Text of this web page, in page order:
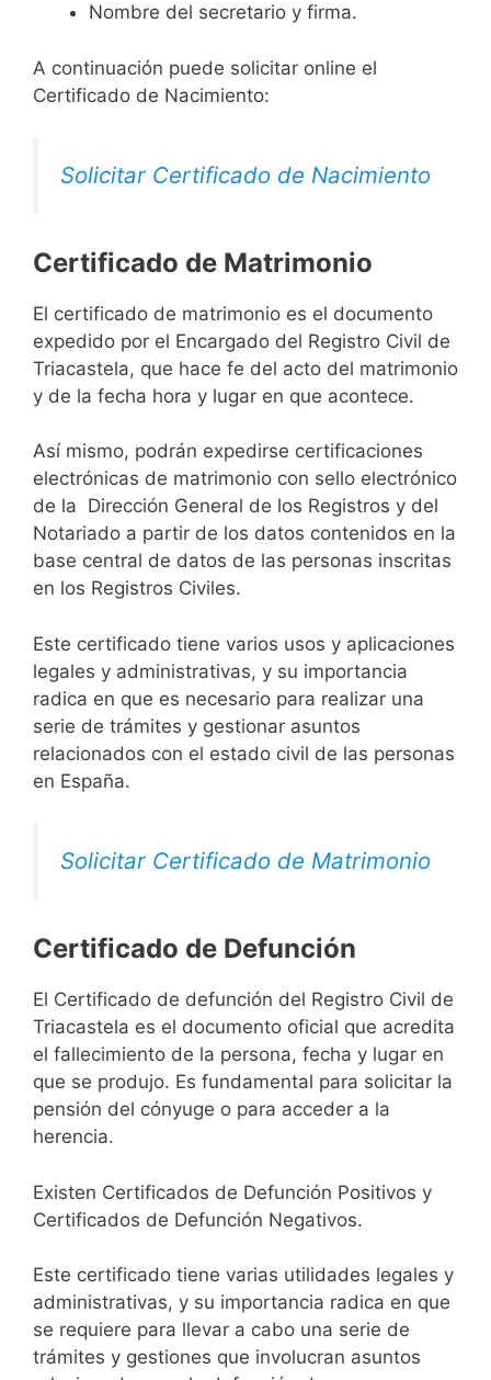
Nombre del secretario y firma.
A continuación puede solicitar online el
Certificado de Nacimiento:
Solicitar Certificado de Nacimiento
Certificado de Matrimonio
El certificado de matrimonio es el documento
expedido por el Encargado del Registro Civil de
Triacastela, que hace fe del acto del matrimonio
y de la fecha hora y lugar en que acontece.
Así mismo, podrán expedirse certificaciones
electrónicas de matrimonio con sello electrónico
de la Dirección General de los Registros y del
Notariado a partir de los datos contenidos en la
base central de datos de las personas inscritas
en los Registros Civiles.
Este certificado tiene varios usos y aplicaciones
legales y administrativas, y su importancia
radica en que es necesario para realizar una
serie de trámites y gestionar asuntos
relacionados con el estado civil de las personas
en España.
Solicitar Certificado de Matrimonio
Certificado de Defunción
El Certificado de defunción del Registro Civil de
Triacastela es el documento oficial que acredita
el fallecimiento de la persona, fecha y lugar en
que se produjo. Es fundamental para solicitar la
pensión del cónyuge o para acceder a la
herencia.
Existen Certificados de Defunción Positivos y
Certificados de Defunción Negativos.
Este certificado tiene varias utilidades legales y
administrativas, y su importancia radica en que
se requiere para llevar a cabo una serie de
trámites y gestiones que involucran asuntos